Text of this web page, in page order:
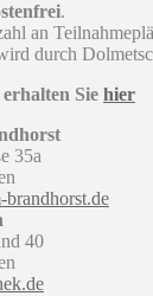
.
an
durch
Sie hier
35a
40